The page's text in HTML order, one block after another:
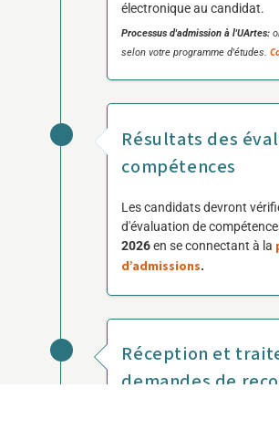
électronique au candidat.
Processus d'admission à l'UArtes:
selon votre programme d'études.
Résultats des
compétences
Les candidats devront
d'évaluation de
2026en se connectant à la
d’admissions.
Réception et
demandes de